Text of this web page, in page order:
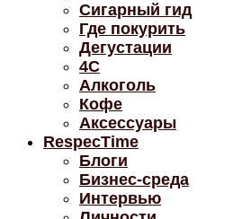
Сигарный гид
Где покурить
Дегустации
4C
Алкоголь
Кофе
Аксессуары
RespecTime
Блоги
Бизнес-среда
Интервью